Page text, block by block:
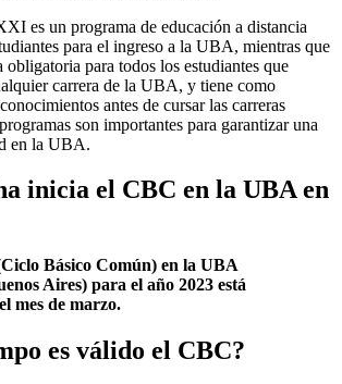
es un programa de educación a distancia
para el ingreso a la UBA, mientras que
obligatoria para todos los estudiantes que
carrera de la UBA, y tiene como
antes de cursar las carreras
son importantes para garantizar una
en la UBA.
inicia el CBC en la UBA en
Básico Común) en la UBA
Aires) para el año 2023 está
mes de marzo.
es válido el CBC?